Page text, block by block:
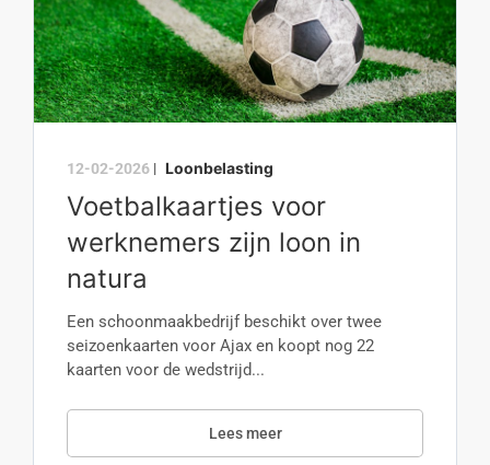
12-02-2026 | Loonbelasting
Voetbalkaartjes voor
werknemers zijn loon in
natura
Een schoonmaakbedrijf beschikt over twee
seizoenkaarten voor Ajax en koopt nog 22
kaarten voor de wedstrijd...
Lees meer